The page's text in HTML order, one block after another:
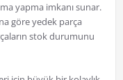
yapma imkanı sunar.
göre yedek parça
stok durumunu